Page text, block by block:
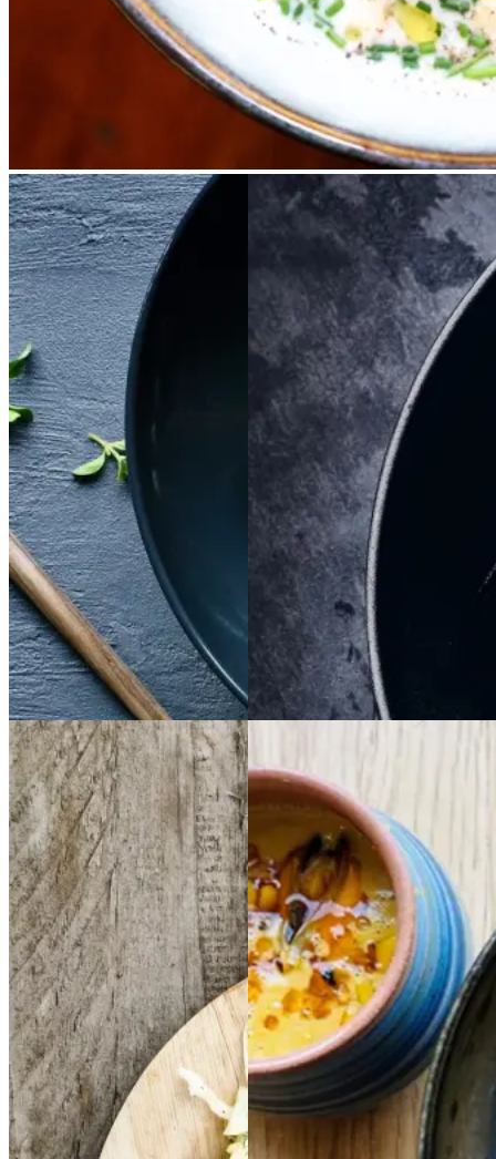
SatjaSatja de
pollopollo
Gem opskrift
Aftensmad
BraiseretBraiseret
oksetværreboksetvæ
rreb
Gem opskrift
Dansk mad
Vintermad
Aftensmad
FrikadellerFrikadell
er medmed
smørspidskål, smørsp
idskål,
kartoflerkartofler
ogog
sennepsdressingsenn
epsdressing
CremetCremet
muslingesuppe musli
ngesuppe medmed
majsmajs
Gem opskrift